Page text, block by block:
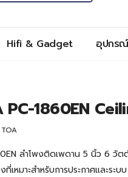
Hifi & Gadget อุปกรณ์
PC-1860EN
TOA
ลำโพงติดเพดาน 5 นิ้ว 6 วั
ที่เหมาะสำหรับการประกาศและร